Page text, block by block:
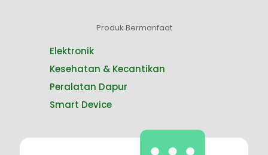
Produk Bermanfaat
Elektronik
Kesehatan & Kecantikan
Peralatan Dapur
Smart Device